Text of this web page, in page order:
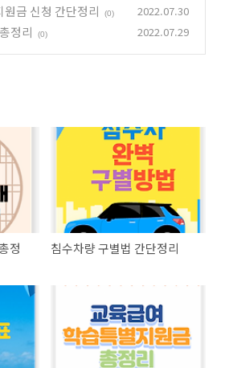
금 신청 간단정리 (0) 2022.07.30
정리 (0) 2022.07.29
정
침수차량 구별법 간단정리